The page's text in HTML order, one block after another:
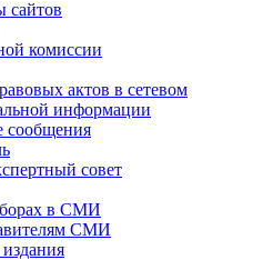
сайтов
комиссии
актов в сетевом
информации
совет
в СМИ
СМИ